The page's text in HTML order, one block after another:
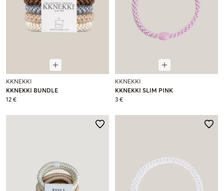
KKNEKKI
KKNEKKI BUNDLE
12 €
KKNEKKI
KKNEKKI SLIM PINK
3 €